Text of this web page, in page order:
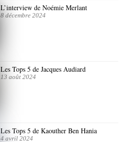
L’interview de Noémie Merlant
8 décembre 2024
Les Tops 5 de Jacques Audiard
13 août 2024
Les Tops 5 de Kaouther Ben Hania
4 avril 2024